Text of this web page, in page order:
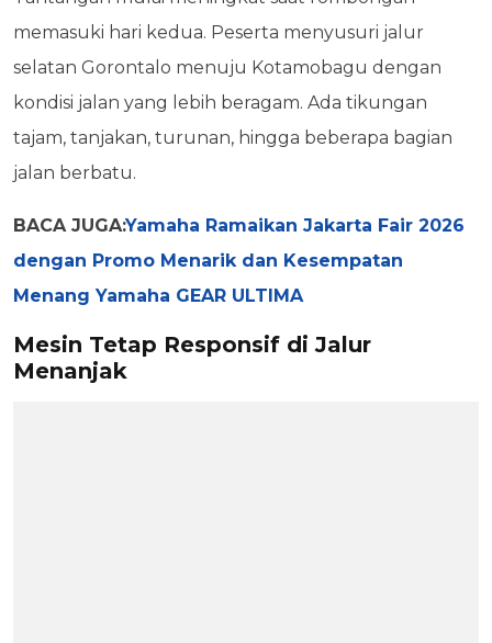
memasuki hari kedua. Peserta menyusuri jalur
selatan Gorontalo menuju Kotamobagu dengan
kondisi jalan yang lebih beragam. Ada tikungan
tajam, tanjakan, turunan, hingga beberapa bagian
jalan berbatu.
BACA JUGA:Yamaha Ramaikan Jakarta Fair 2026
dengan Promo Menarik dan Kesempatan
Menang Yamaha GEAR ULTIMA
Mesin Tetap Responsif di Jalur
Menanjak